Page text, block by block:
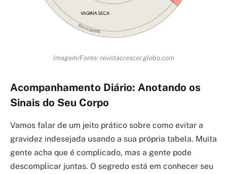
Imagem/Fonte: revistacrescer.globo.com
Acompanhamento Diário: Anotando os
Sinais do Seu Corpo
Vamos falar de um jeito prático sobre como evitar a
gravidez indesejada usando a sua própria tabela. Muita
gente acha que é complicado, mas a gente pode
descomplicar juntas. O segredo está em conhecer seu